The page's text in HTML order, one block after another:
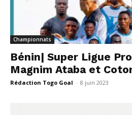
Championnats
Bénin| Super Ligue
Magnim Ataba et
Rédaction Togo Goal - 8 juin 2023